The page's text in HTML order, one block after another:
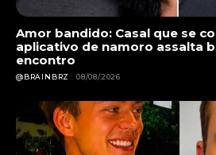
Amor bandido: Casal que se
aplicativo de namoro assalta
encontro
@BRAINBRZ 08/08/2026